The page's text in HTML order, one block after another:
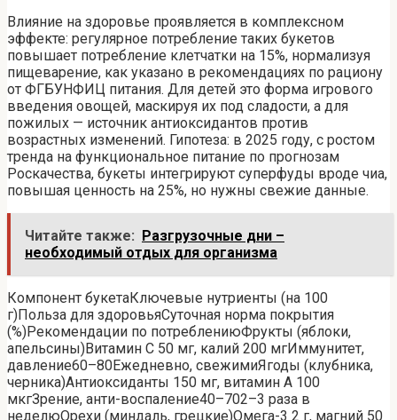
Влияние на здоровье проявляется в комплексном
эффекте: регулярное потребление таких букетов
повышает потребление клетчатки на 15%, нормализуя
пищеварение, как указано в рекомендациях по рациону
от ФГБУНФИЦ питания. Для детей это форма игрового
введения овощей, маскируя их под сладости, а для
пожилых — источник антиоксидантов против
возрастных изменений. Гипотеза: в 2025 году, с ростом
тренда на функциональное питание по прогнозам
Роскачества, букеты интегрируют суперфуды вроде чиа,
повышая ценность на 25%, но нужны свежие данные.
Читайте также: Разгрузочные дни –
необходимый отдых для организма
Компонент букетаКлючевые нутриенты (на 100
г)Польза для здоровьяСуточная норма покрытия
(%)Рекомендации по потреблениюФрукты (яблоки,
апельсины)Витамин С 50 мг, калий 200 мгИммунитет,
давление60–80Ежедневно, свежимиЯгоды (клубника,
черника)Антиоксиданты 150 мг, витамин А 100
мкгЗрение, анти-воспаление40–702–3 раза в
неделюОрехи (миндаль, грецкие)Омега-3 2 г, магний 50